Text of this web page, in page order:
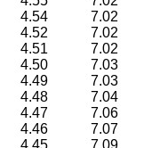
4.54 7.02
4.52 7.02
4.51 7.02
4.50 7.03
4.49 7.03
4.48 7.04
4.47 7.06
4.46 7.07
4.45 7.09